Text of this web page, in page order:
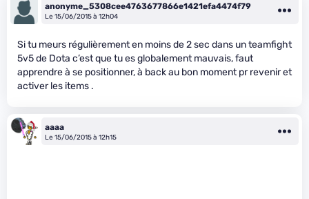
anonyme_5308cee4763677866e1421efa4474f79
Le 15/06/2015 à 12h04
Si tu meurs régulièrement en moins de 2 sec dans un teamfight
5v5 de Dota c’est que tu es globalement mauvais, faut
apprendre à se positionner, à back au bon moment pr revenir et
activer les items .
aaaa
Le 15/06/2015 à 12h15